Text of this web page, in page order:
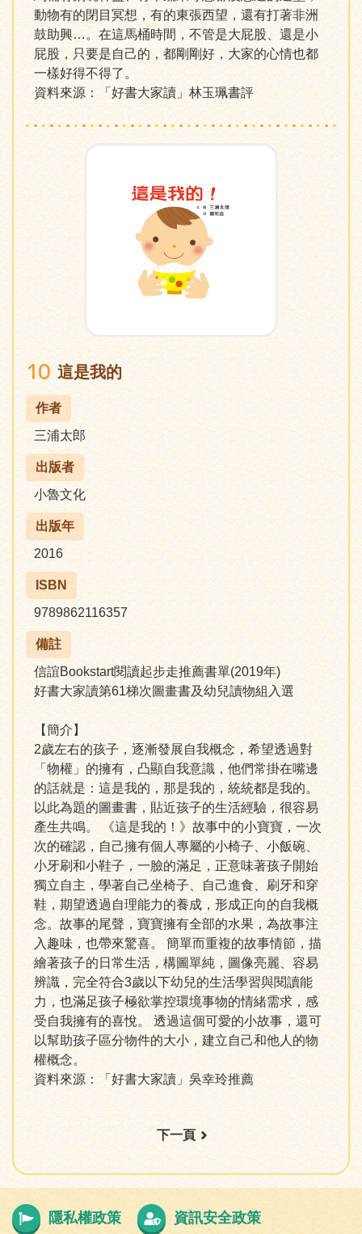
動物有的閉目冥想，有的東張西望，還有打著非洲
鼓助興…。在這馬桶時間，不管是大屁股、還是小
屁股，只要是自己的，都剛剛好，大家的心情也都
一樣好得不得了。
資料來源：「好書大家讀」林玉珮書評
10 這是我的
作者
三浦太郎
出版者
小魯文化
出版年
2016
ISBN
9789862116357
備註
信誼Bookstart閱讀起步走推薦書單(2019年)
好書大家讀第61梯次圖畫書及幼兒讀物組入選
【簡介】
2歲左右的孩子，逐漸發展自我概念，希望透過對
「物權」的擁有，凸顯自我意識，他們常掛在嘴邊
的話就是：這是我的，那是我的，統統都是我的。
以此為題的圖畫書，貼近孩子的生活經驗，很容易
產生共鳴。 《這是我的！》故事中的小寶寶，一次
次的確認，自己擁有個人專屬的小椅子、小飯碗、
小牙刷和小鞋子，一臉的滿足，正意味著孩子開始
獨立自主，學著自己坐椅子、自己進食、刷牙和穿
鞋，期望透過自理能力的養成，形成正向的自我概
念。故事的尾聲，寶寶擁有全部的水果，為故事注
入趣味，也帶來驚喜。 簡單而重複的故事情節，描
繪著孩子的日常生活，構圖單純，圖像亮麗、容易
辨識，完全符合3歲以下幼兒的生活學習與閱讀能
力，也滿足孩子極欲掌控環境事物的情緒需求，感
受自我擁有的喜悅。 透過這個可愛的小故事，還可
以幫助孩子區分物件的大小，建立自己和他人的物
權概念。
資料來源：「好書大家讀」吳幸玲推薦
下一頁
隱私權政策 資訊安全政策